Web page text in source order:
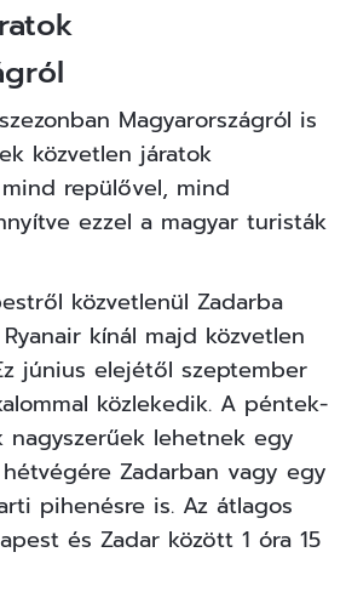
Magyarországról is
közvetlen járatok
repülővel, mind
ezzel a magyar turisták
közvetlenül Zadarba
kínál majd közvetlen
június elejétől szeptember
közlekedik. A péntek-
nagyszerűek lehetnek egy
Zadarban vagy egy
pihenésre is. Az átlagos
és Zadar között 1 óra 15